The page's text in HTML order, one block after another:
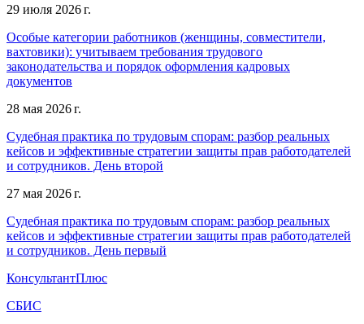
29 июля 2026 г.
Особые категории работников (женщины, совместители,
вахтовики): учитываем требования трудового
законодательства и порядок оформления кадровых
документов
28 мая 2026 г.
Судебная практика по трудовым спорам: разбор реальных
кейсов и эффективные стратегии защиты прав работодателей
и сотрудников. День второй
27 мая 2026 г.
Судебная практика по трудовым спорам: разбор реальных
кейсов и эффективные стратегии защиты прав работодателей
и сотрудников. День первый
КонсультантПлюс
СБИС